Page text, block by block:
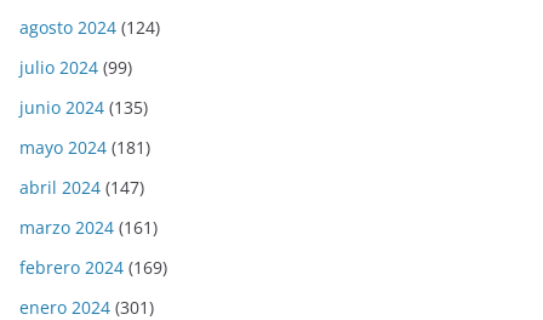
agosto 2024 (124)
julio 2024 (99)
junio 2024 (135)
mayo 2024 (181)
abril 2024 (147)
marzo 2024 (161)
febrero 2024 (169)
enero 2024 (301)